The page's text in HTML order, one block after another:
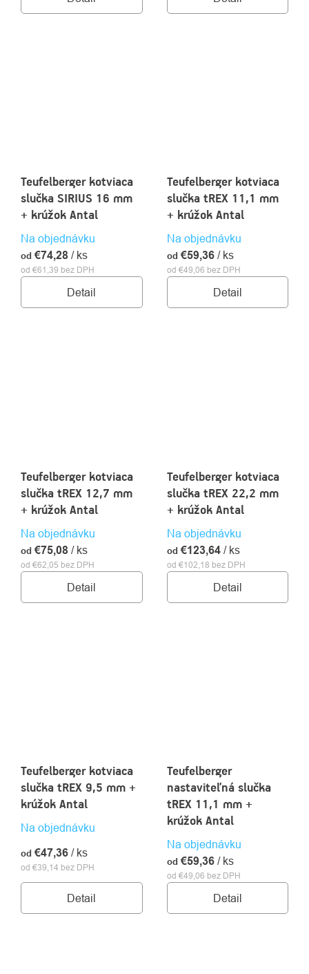
Teufelberger kotviaca
slučka SIRIUS 16 mm
+ krúžok Antal
Na objednávku
od €61,39 bez DPH
od €74,28 / ks
Detail
Teufelberger kotviaca
slučka tREX 11,1 mm
+ krúžok Antal
Na objednávku
od €49,06 bez DPH
od €59,36 / ks
Detail
Teufelberger kotviaca
slučka tREX 12,7 mm
+ krúžok Antal
Na objednávku
od €62,05 bez DPH
od €75,08 / ks
Detail
Teufelberger kotviaca
slučka tREX 22,2 mm
+ krúžok Antal
Na objednávku
od €102,18 bez DPH
od €123,64 / ks
Detail
Teufelberger kotviaca
slučka tREX 9,5 mm +
krúžok Antal
Na objednávku
od €39,14 bez DPH
od €47,36 / ks
Detail
Teufelberger
nastaviteľná slučka
tREX 11,1 mm +
krúžok Antal
Na objednávku
od €49,06 bez DPH
od €59,36 / ks
Detail